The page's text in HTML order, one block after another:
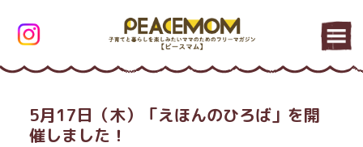
5月17日（木）「えほんのひろば」を開
催しました！